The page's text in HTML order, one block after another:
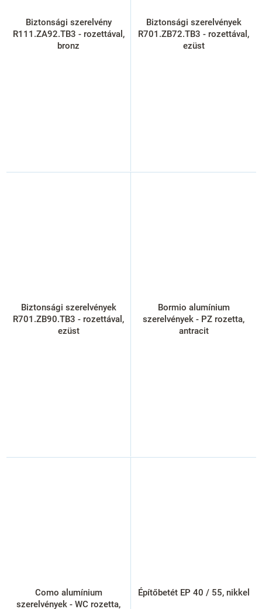
Biztonsági szerelvény
R111.ZA92.TB3 - rozettával,
bronz
Biztonsági szerelvények
R701.ZB72.TB3 - rozettával,
ezüst
Biztonsági szerelvények
R701.ZB90.TB3 - rozettával,
ezüst
Bormio alumínium
szerelvények - PZ rozetta,
antracit
Como alumínium
szerelvények - WC rozetta,
Építőbetét EP 40 / 55, nikkel